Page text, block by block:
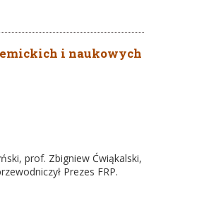
i naukowych
prof. Zbigniew Ćwiąkalski,
Prezes FRP.